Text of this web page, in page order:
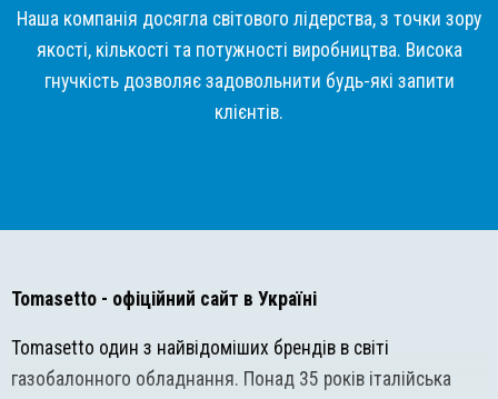
Наша компанія досягла світового лідерства, з точки зору
якості, кількості та потужності виробництва. Висока
гнучкість дозволяє задовольнити будь-які запити
клієнтів.
Tomasetto - офіційний сайт в Україні
Tomasetto один з найвідоміших брендів в світі
газобалонного обладнання. Понад 35 років італійська